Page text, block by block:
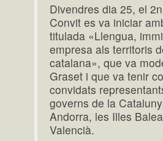
Divendres dia 25, el
Convit es va iniciar
titulada «Llengua,
empresa als territoris
catalana», que va
Graset i que va tenir
convidats
governs de la
Andorra, les Illes
Valencià.